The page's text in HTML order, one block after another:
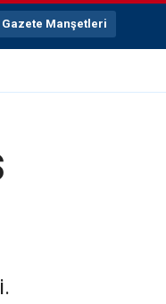
Gazete Manşetleri